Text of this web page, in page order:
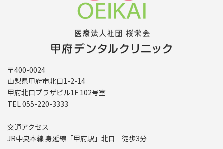
〒400-0024
山梨県甲府市北口1-2-14
甲府北口プラザビル1F 102号室
TEL 055-220-3333
交通アクセス
JR中央本線 身延線「甲府駅」北口 徒歩3分